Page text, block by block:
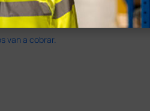
van a cobrar.